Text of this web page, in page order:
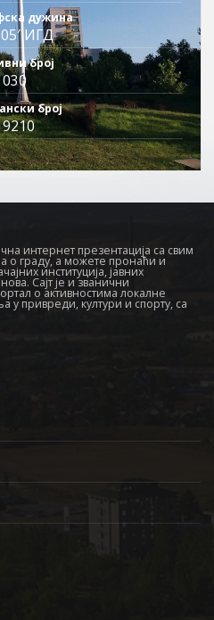
дужина
ИГД
број
030
број
интернет презентација са свим
о граду, а можете пронаћи и
институција, јавних
Сајт је и званични
о активностима локалне
у привреди, култури и спорту, са